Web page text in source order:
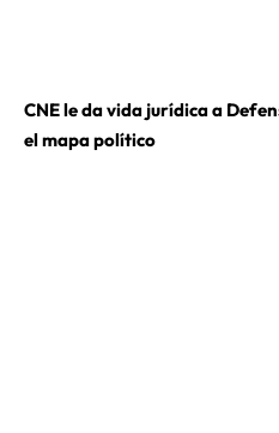
CNE le da vida jurídica a
el mapa político